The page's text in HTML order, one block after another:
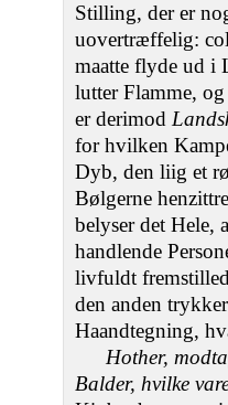
Stilling, der er
uovertræffelig:
maatte flyde ud i
lutter Flamme,
er derimod
for hvilken
Dyb, den liig et
Bølgerne
belyser det Hele,
handlende
livfuldt
den anden
Haandtegning,
Hother,
Balder, hvilke